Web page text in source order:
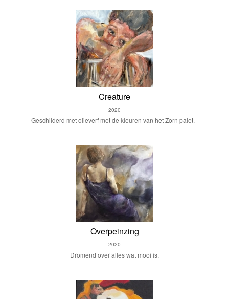
Creature
2020
Geschilderd met olieverf met de kleuren van het Zorn palet.
Overpeinzing
2020
Dromend over alles wat mooi is.